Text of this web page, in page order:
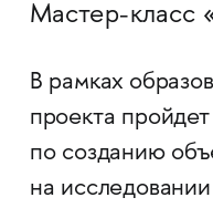
Мастер-класс
В рамках
проекта
по созданию
на